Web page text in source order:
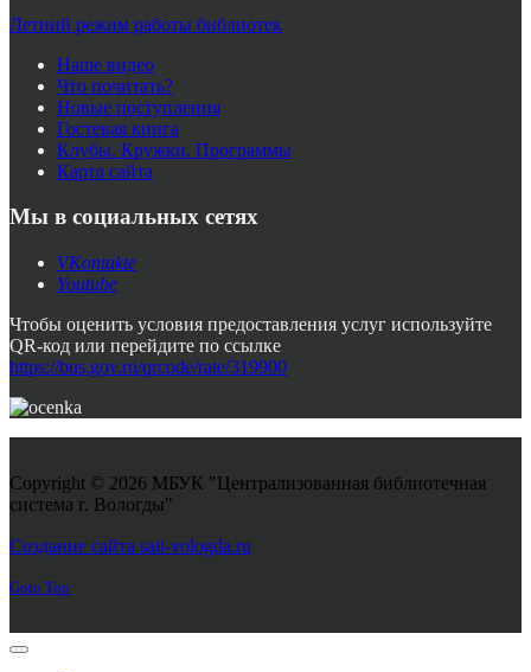
Летний режим работы библиотек
Наше видео
Что почитать?
Новые поступления
Гостевая книга
Клубы. Кружки. Программы
Карта сайта
Мы в социальных сетях
VKontakte
Youtube
Чтобы оценить условия предоставления услуг используйте
QR-код или перейдите по ссылке
https://bus.gov.ru/qrcode/rate/319900
Copyright © 2026 МБУК "Централизованная библиотечная
система г. Вологды"
Создание сайта sait-vologda.ru
Goto Top